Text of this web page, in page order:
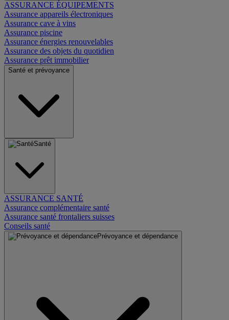
ASSURANCE ÉQUIPEMENTS
Assurance appareils électroniques
Assurance cave à vins
Assurance piscine
Assurance énergies renouvelables
Assurance des objets du quotidien
Assurance prêt immobilier
Santé et prévoyance
Santé
ASSURANCE SANTÉ
Assurance complémentaire santé
Assurance santé frontaliers suisses
Conseils santé
Prévoyance et dépendance